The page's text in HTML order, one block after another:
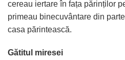
cereau iertare în fața părinților
primeau binecuvântare din
casa părintească.
Gătitul miresei